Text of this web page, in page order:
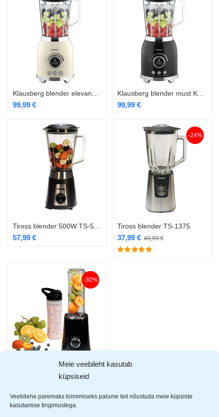
Meie veebileht kasutab
küpsiseid
Veebilehe paremaks toimimiseks palume teil nõustuda meie küpsiste
kasutamise tingimustega.
99,99 € 99,99 €
57,99 €
-24%
Tiross blender TS-1375
49,99€
37,99 €
-30%